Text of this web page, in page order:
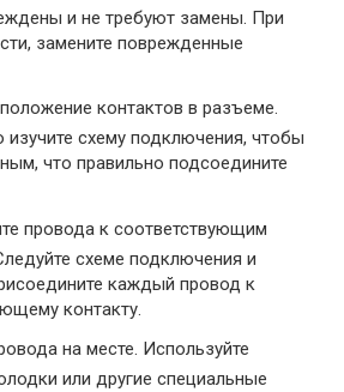
и не требуют замены. При
замените поврежденные
контактов в разъеме.
изучите схему подключения, чтобы
что правильно подсоедините
провода к соответствующим
схеме подключения и
каждый провод к
контакту.
на месте. Используйте
или другие специальные